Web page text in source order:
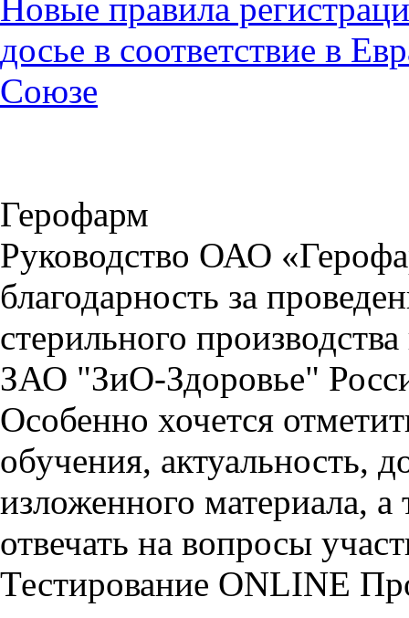
Новые правила
досье в соответствие в
Союзе
Герофарм
Руководство ОАО
благодарность за
стерильного
ЗАО "ЗиО-Здоровье"
Особенно хочется
обучения, актуальность,
изложенного материала, а
отвечать на вопросы
Тестирование ONLINE